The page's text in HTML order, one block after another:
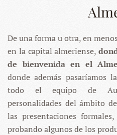
De una forma u otra, en
en la capital almeriense,
de bienvenida en el
donde además pasaríamos
todo el equipo de
personalidades del ámbito
las presentaciones
probando algunos de los